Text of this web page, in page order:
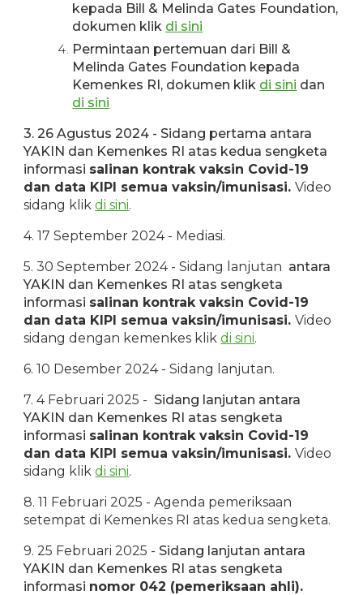
kepada Bill & Melinda Gates Foundation,
dokumen klik di sini
Permintaan pertemuan dari Bill &
Melinda Gates Foundation kepada
Kemenkes RI, dokumen klik di sini dan
di sini
3. 26 Agustus 2024 - Sidang pertama antara
YAKIN dan Kemenkes RI atas kedua sengketa
informasi salinan kontrak vaksin Covid-19
dan data KIPI semua vaksin/imunisasi.Video
sidang klikdi sini.
4. 17 September 2024 - Mediasi.
5. 30 September 2024 - Sidang lanjutan antara
YAKIN dan Kemenkes RI atas sengketa
informasi salinan kontrak vaksin Covid-19
dan data KIPI semua vaksin/imunisasi.Video
sidang dengan kemenkes klikdi sini.
6. 10 Desember 2024 - Sidang lanjutan.
7. 4 Februari 2025 - Sidang lanjutan antara
YAKIN dan Kemenkes RI atas sengketa
informasi salinan kontrak vaksin Covid-19
dan data KIPI semua vaksin/imunisasi.Video
sidang klikdi sini.
8. 11 Februari 2025 - Agenda pemeriksaan
setempat di Kemenkes RI atas kedua sengketa.
9. 25 Februari 2025 - Sidang lanjutan antara
YAKIN dan Kemenkes RI atas sengketa
informasi nomor 042 (pemeriksaan ahli).